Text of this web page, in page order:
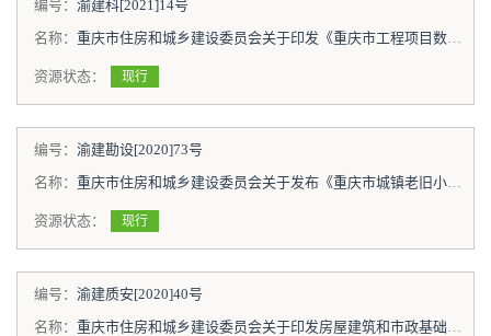
编号： 渝建科[2021]14号
名称： 重庆市住房和城乡建设委员会关于印发《重庆市工程项目数字化建造试点项目管理办法（试行）》的通知
资源状态： 现行
编号： 渝建勘设[2020]73号
名称： 重庆市住房和城乡建设委员会关于发布《重庆市城镇老旧小区改造提升工程设计文件编制深度规定》（试行）的通知
资源状态： 现行
编号： 渝建质安[2020]40号
名称： 重庆市住房和城乡建设委员会关于印发房屋建筑和市政基础设施工程施工污染防治工作实施意见的通知